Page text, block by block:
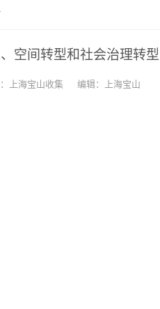
空间转型和社会治理转型
上海宝山收集 编辑：上海宝山